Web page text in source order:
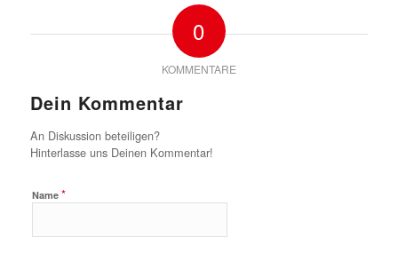
0
KOMMENTARE
Dein Kommentar
An Diskussion beteiligen?
Hinterlasse uns Deinen Kommentar!
Name *